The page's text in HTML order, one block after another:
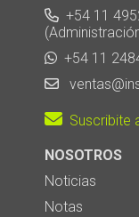
+54 11
+54 11
Suscribite
NOSOTROS
Noticias
Notas